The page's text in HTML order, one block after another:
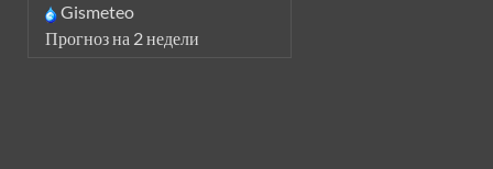
Gismeteo
Прогноз на 2 недели